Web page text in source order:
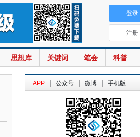
思想库 关键词 笔会 科普
登录
注册
APP | 公众号 | 微博 | 手机版